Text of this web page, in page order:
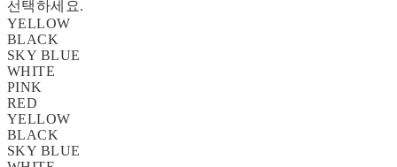
선택하세요.
YELLOW
BLACK
SKY BLUE
WHITE
PINK
RED
YELLOW
BLACK
SKY BLUE